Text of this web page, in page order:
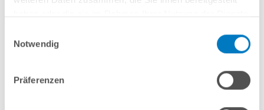
Notwendig
Präferenzen